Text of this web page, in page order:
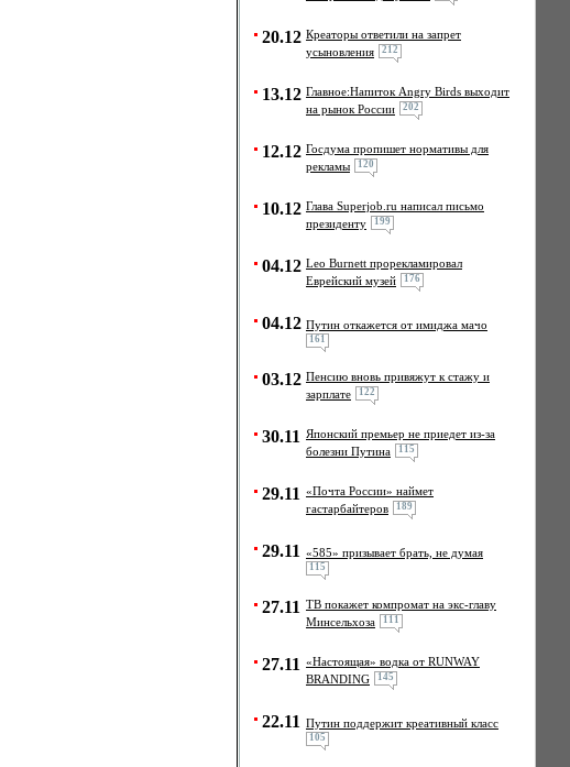
20.12 Креаторы ответили на запрет
усыновления
212
13.12 Главное:Напиток Angry Birds выходит
на рынок России
202
12.12 Госдума пропишет нормативы для
рекламы
120
10.12 Глава Superjob.ru написал письмо
президенту
199
04.12 Leo Burnett прорекламировал
Еврейский музей
176
04.12 Путин откажется от имиджа мачо
161
03.12 Пенсию вновь привяжут к стажу и
зарплате
122
30.11
Японский премьер не приедет из-за
болезни Путина
115
29.11 «Почта России» наймет
гастарбайтеров
189
29.11 «585» призывает брать, не думая
115
27.11 ТВ покажет компромат на экс-главу
Минсельхоза
111
27.11 «Настоящая» водка от RUNWAY
BRANDING
145
22.11 Путин поддержит креативный класс
105